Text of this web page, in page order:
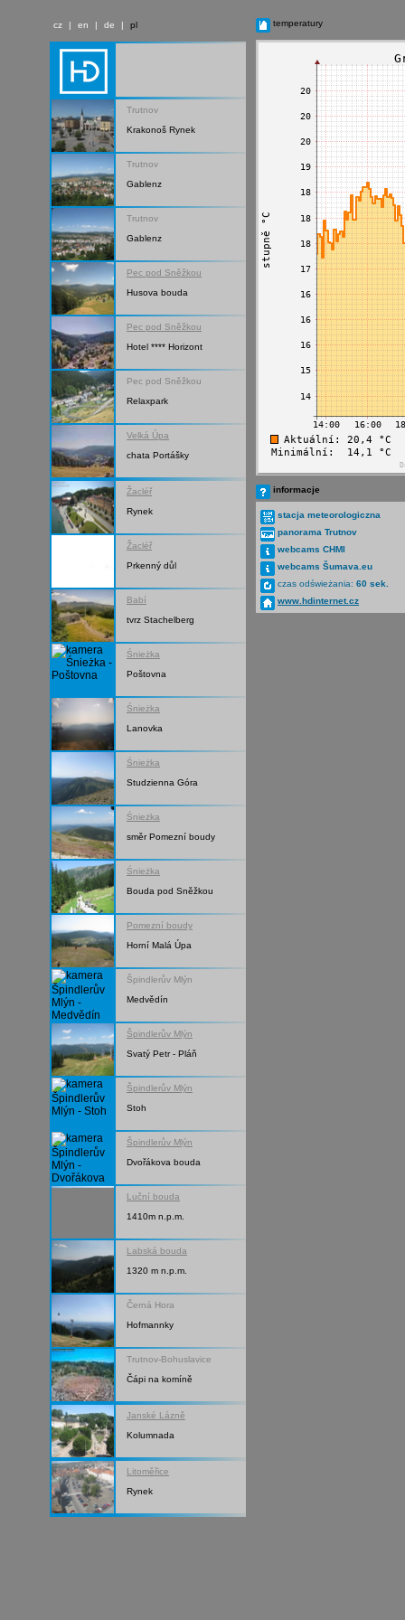
cz | en | de | pl
Trutnov
Krakonoš Rynek
Trutnov
Gablenz
Trutnov
Gablenz
Pec pod Sněžkou
Husova bouda
Pec pod Sněžkou
Hotel **** Horizont
Pec pod Sněžkou
Relaxpark
Velká Úpa
chata Portášky
Žacléř
Rynek
Žacléř
Prkenný důl
Babí
tvrz Stachelberg
Śnieżka
Poštovna
Śnieżka
Lanovka
Śnieżka
Studzienna Góra
Śnieżka
směr Pomezní boudy
Śnieżka
Bouda pod Sněžkou
Pomezní boudy
Horní Malá Úpa
Špindlerův Mlýn
Medvědín
Špindlerův Mlýn
Svatý Petr - Pláň
Špindlerův Mlýn
Stoh
Špindlerův Mlýn
Dvořákova bouda
Luční bouda
1410m n.p.m.
Labská bouda
1320 m n.p.m.
Černá Hora
Hofmannky
Trutnov-Bohuslavice
Čápi na komíně
Janské Lázně
Kolumnada
Litoměřice
Rynek
temperatury
informacje
stacja meteorologiczna
panorama Trutnov
webcams CHMI
webcams Šumava.eu
czas odświeżania: 60 sek.
www.hdinternet.cz